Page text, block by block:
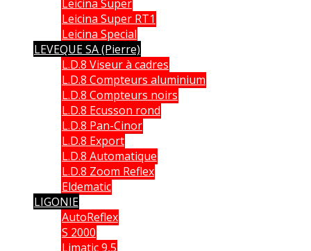
Leicina Super
Leicina Super RT1
Leicina Special
LEVEQUE SA (Pierre)
L.D.8 Viseur à cadres
L.D.8 Compteurs aluminium
L.D.8 Compteurs noirs
L.D.8 Ecusson rond
L.D.8 Pan-Cinor
L.D.8 Export
L.D.8 Automatique
L.D.8 Zoom Reflex
Eldematic
LIGONIE
AutoReflex
S 2000
Limatic 9,5